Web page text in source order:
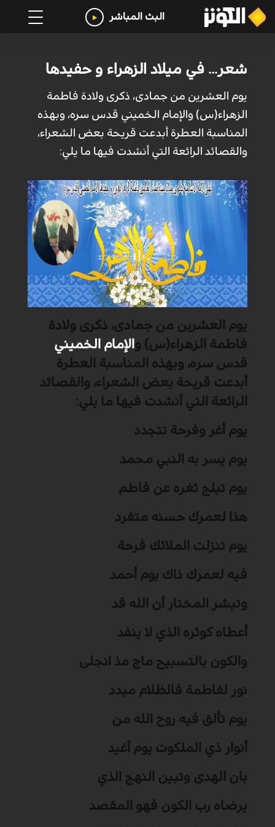
البث المباشر
شعر... في ميلاد الزهراء و حفيدها
يوم العشرين من جمادى، ذكرى ولادة فاطمة
الزهراء(س) والإمام الخميني قدس سره، وبهذه
المناسبة العطرة أبدعت قريحة بعض الشعراء،
والقصائد الرائعة التي أنشدت فيها ما يلي:
يوم العشرين من جمادى، ذكرى ولادة
فاطمة الزهراء(س) و الإمام الخميني
قدس سره، وبهذه المناسبة العطرة
أبدعت قريحة بعض الشعراء، والقصائد
الرائعة التي أنشدت فيها ما يلي:
يوم أغر وفرحة تتجدد
يوم يسر به النبي محمد
يوم تبلج ثغره عن فاطم
هذا لعمرك حسنه متفرد
يوم تنزلت الملائك فرحة
فيه لعمرك ذاك يوم أحمد
وتبشر المختار أن الله قد
أعطاه كوثره الذي لا ينفد
والكون بالتسبيح ماج مذ انجلى
نور لفاطمة فالظلام مبدد
يوم تألق فيه روح الله من
أنوار ذي الملكوت يوم أغيد
بان الهدى وتبين النهج الذي
يرضاه رب الكون فهو المقصد